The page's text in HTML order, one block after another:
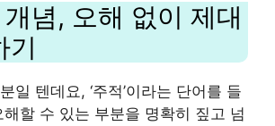
개념, 오해 없이 제대
기
일 텐데요, ‘주적’이라는 단어를 들
할 수 있는 부분을 명확히 짚고 넘